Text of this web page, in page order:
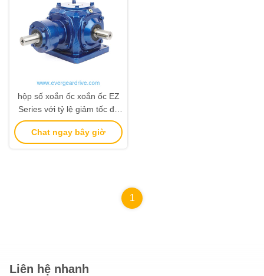
hộp số xoắn ốc xoắn ốc EZ
Series với tỷ lệ giảm tốc độ
2: 1 đến 5:1, Động lực đầu
ra lên đến 5700Nm, và Tiếng
Chat ngay bây giờ
1
Liên hệ nhanh